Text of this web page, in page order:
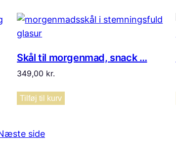
Skål til morgenmad, snack …
349,00 kr.
Tilføj til kurv
side